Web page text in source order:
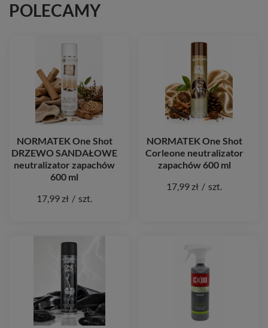
POLECAMY
NORMATEK One Shot
DRZEWO SANDAŁOWE
neutralizator zapachów
600 ml
17,99 zł / szt.
NORMATEK One Shot
Corleone neutralizator
zapachów 600 ml
17,99 zł / szt.